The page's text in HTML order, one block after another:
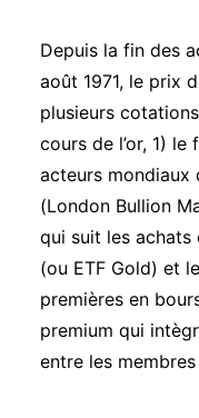
Depuis la fin des
août 1971, le prix
plusieurs
cours de l’or, 1)
acteurs mondiaux
(London Bullion
qui suit les
(ou ETF Gold) et
premières en
premium qui
entre les